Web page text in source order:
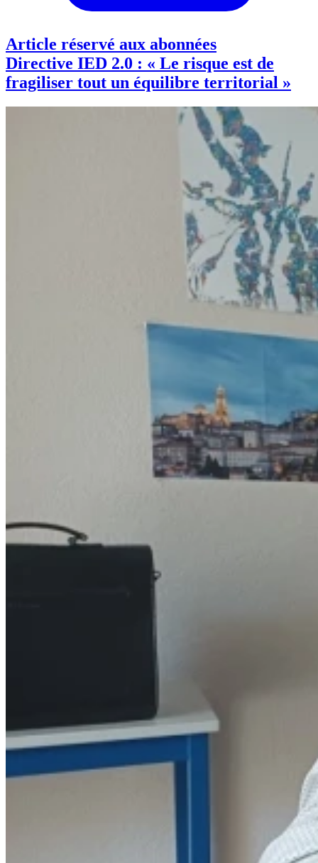
Article réservé aux abonnées
Directive IED 2.0 : « Le risque est de
fragiliser tout un équilibre territorial »